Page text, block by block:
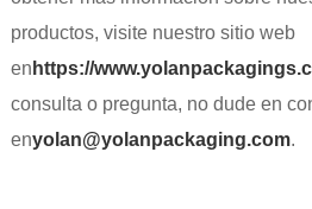
productos, visite nuestro sitio web
en https://
consulta o pregunta, no dude en
enyolan@yolanpackaging.com.